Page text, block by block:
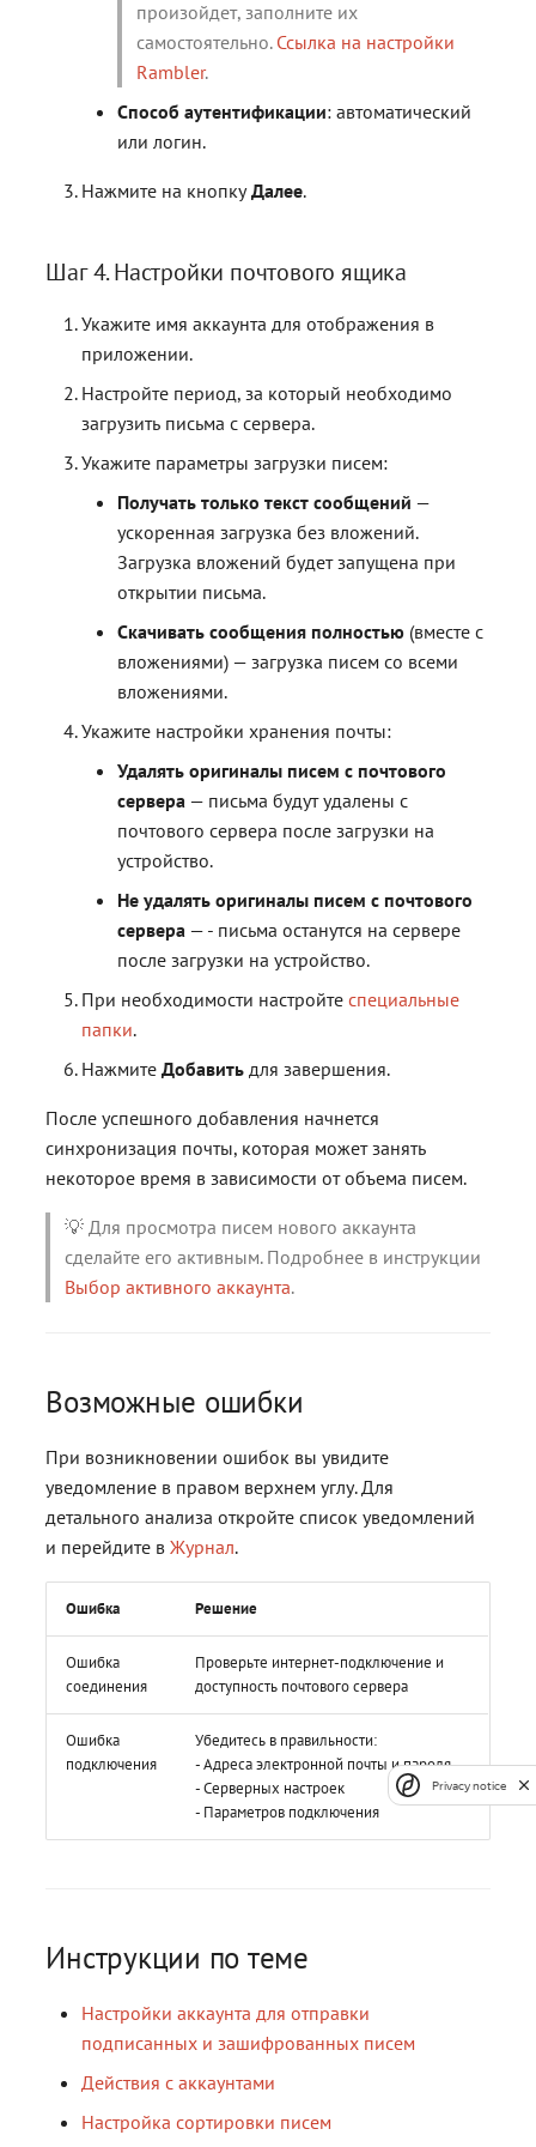
произойдет, заполните их
самостоятельно. Ссылка на настройки
Rambler.
Способ аутентификации: автоматический
или логин.
Нажмите на кнопкуДалее.
Шаг 4. Настройки почтового ящика
Укажите имя аккаунта для отображения в
приложении.
Настройте период, за который необходимо
загрузить письма с сервера.
Укажите параметры загрузки писем:
Получать только текст сообщений —
ускоренная загрузка без вложений.
Загрузка вложений будет запущена при
открытии письма.
Скачивать сообщения полностью (вместе с
вложениями) — загрузка писем со всеми
вложениями.
Укажите настройки хранения почты:
Удалять оригиналы писем с почтового
сервера — письма будут удалены с
почтового сервера после загрузки на
устройство.
Не удалять оригиналы писем с почтового
сервера — - письма останутся на сервере
после загрузки на устройство.
При необходимости настройтеспециальные
папки.
НажмитеДобавить для завершения.
После успешного добавления начнется
синхронизация почты, которая может занять
некоторое время в зависимости от объема писем.
💡 Для просмотра писем нового аккаунта
сделайте его активным. Подробнее в инструкции
Выбор активного аккаунта.
Возможные ошибки
При возникновении ошибок вы увидите
уведомление в правом верхнем углу. Для
детального анализа откройте список уведомлений
и перейдите вЖурнал.
Ошибка Решение
Ошибка
соединения
Проверьте интернет-подключение и
доступность почтового сервера
Ошибка
подключения
Убедитесь в правильности:
- Адреса электронной почты и пароля
- Серверных настроек
- Параметров подключения
Инструкции по теме
Настройки аккаунта для отправки
подписанных и зашифрованных писем
Действия с аккаунтами
Настройка сортировки писем
Privacy notice